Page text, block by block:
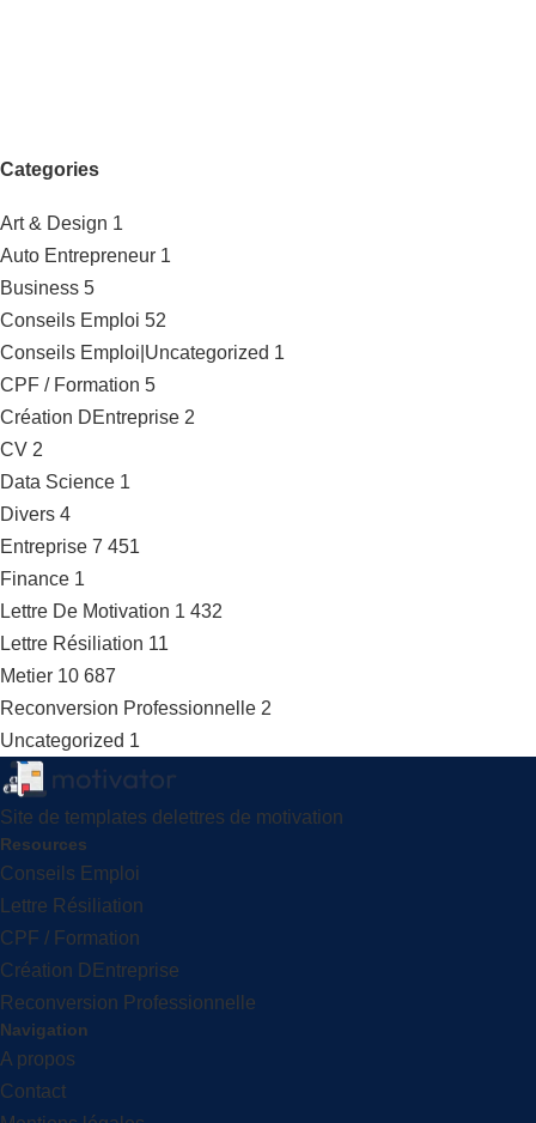
Categories
Art & Design 1
Auto Entrepreneur 1
Business 5
Conseils Emploi 52
Conseils Emploi|Uncategorized 1
CPF / Formation 5
Création DEntreprise 2
CV 2
Data Science 1
Divers 4
Entreprise 7 451
Finance 1
Lettre De Motivation 1 432
Lettre Résiliation 11
Metier 10 687
Reconversion Professionnelle 2
Uncategorized 1
Site de templates delettres de motivation
Resources
Conseils Emploi
Lettre Résiliation
CPF / Formation
Création DEntreprise
Reconversion Professionnelle
Navigation
A propos
Contact